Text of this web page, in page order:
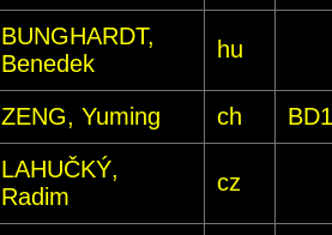
BUNGHARDT,
Benedek
hu
ZENG, Yuming ch
LAHUČKÝ,
Radim
cz